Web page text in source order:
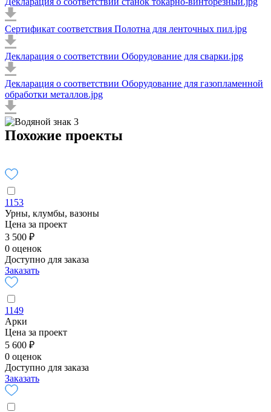
Сертификат соответствия Полотна для ленточных пил.jpg
Декларация о соответствии Оборудование для сварки.jpg
Декларация о соответствии Оборудование для газопламенной
обработки металлов.jpg
Похожие проекты
1153
Урны, клумбы, вазоны
Цена за проект
3 500 ₽
0 оценок
Доступно для заказа
Заказать
1149
Арки
Цена за проект
5 600 ₽
0 оценок
Доступно для заказа
Заказать